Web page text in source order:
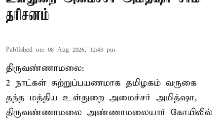
தரிசனம்
Published on: 08 Aug 2026, 12:43 pm
திருவண்ணாமலை:
2 நாட்கள் சுற்றுப்பயணமாக தமிழகம் வருகை
தந்த மத்திய உள்துறை அமைச்சர் அமித்ஷா,
திருவண்ணாமலை அண்ணாமலையார் கோயிலில்